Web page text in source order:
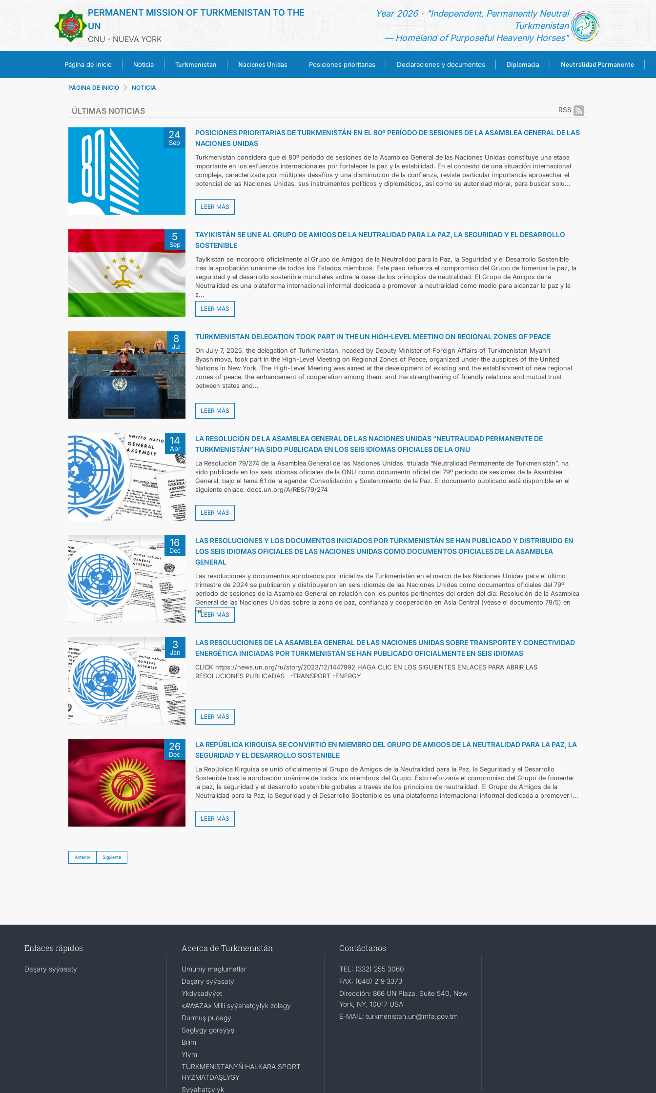
PERMANENT MISSION OF TURKMENISTAN TO THE
UN
ONU - NUEVA YORK
Year 2026 - "Independent, Permanently Neutral
Turkmenistan
— Homeland of Purposeful Heavenly Horses"
Página de inicio Noticia Turkmenistan Naciones Unidas Posiciones prioritarias Declaraciones y documentos Diplomacia Neutralidad Permanente
NACIONES UNIDAS
NEUTRALIDAD PERMANENTE
PÁGINA DE INICIO NOTICIA
RSS
ÚLTIMAS NOTICIAS
24
Sep
POSICIONES PRIORITARIAS DE TURKMENISTÁN EN EL 80º PERÍODO DE SESIONES DE LA ASAMBLEA GENERAL DE LAS
NACIONES UNIDAS
Turkmenistán considera que el 80º período de sesiones de la Asamblea General de las Naciones Unidas constituye una etapa
importante en los esfuerzos internacionales por fortalecer la paz y la estabilidad. En el contexto de una situación internacional
compleja, caracterizada por múltiples desafíos y una disminución de la confianza, reviste particular importancia aprovechar el
potencial de las Naciones Unidas, sus instrumentos políticos y diplomáticos, así como su autoridad moral, para buscar solu...
LEER MÁS
5
Sep
TAYIKISTÁN SE UNE AL GRUPO DE AMIGOS DE LA NEUTRALIDAD PARA LA PAZ, LA SEGURIDAD Y EL DESARROLLO
SOSTENIBLE
Tayikistán se incorporó oficialmente al Grupo de Amigos de la Neutralidad para la Paz, la Seguridad y el Desarrollo Sostenible
tras la aprobación unánime de todos los Estados miembros. Este paso refuerza el compromiso del Grupo de fomentar la paz, la
seguridad y el desarrollo sostenible mundiales sobre la base de los principios de neutralidad. El Grupo de Amigos de la
Neutralidad es una plataforma internacional informal dedicada a promover la neutralidad como medio para alcanzar la paz y la
s...
LEER MÁS
8
Jul
TURKMENISTAN DELEGATION TOOK PART IN THE UN HIGH-LEVEL MEETING ON REGIONAL ZONES OF PEACE
On July 7, 2025, the delegation of Turkmenistan, headed by Deputy Minister of Foreign Affairs of Turkmenistan Myahri
Byashimova, took part in the High-Level Meeting on Regional Zones of Peace, organized under the auspices of the United
Nations in New York. The High-Level Meeting was aimed at the development of existing and the establishment of new regional
zones of peace, the enhancement of cooperation among them, and the strengthening of friendly relations and mutual trust
between states and...
LEER MÁS
14
Apr
LA RESOLUCIÓN DE LA ASAMBLEA GENERAL DE LAS NACIONES UNIDAS “NEUTRALIDAD PERMANENTE DE
TURKMENISTÁN” HA SIDO PUBLICADA EN LOS SEIS IDIOMAS OFICIALES DE LA ONU
La Resolución 79/274 de la Asamblea General de las Naciones Unidas, titulada “Neutralidad Permanente de Turkmenistán”, ha
sido publicada en los seis idiomas oficiales de la ONU como documento oficial del 79º período de sesiones de la Asamblea
General, bajo el tema 61 de la agenda: Consolidación y Sostenimiento de la Paz. El documento publicado está disponible en el
siguiente enlace: docs.un.org/A/RES/79/274
LEER MÁS
16
Dec
LAS RESOLUCIONES Y LOS DOCUMENTOS INICIADOS POR TURKMENISTÁN SE HAN PUBLICADO Y DISTRIBUIDO EN
LOS SEIS IDIOMAS OFICIALES DE LAS NACIONES UNIDAS COMO DOCUMENTOS OFICIALES DE LA ASAMBLEA
GENERAL
Las resoluciones y documentos aprobados por iniciativa de Turkmenistán en el marco de las Naciones Unidas para el último
trimestre de 2024 se publicaron y distribuyeron en seis idiomas de las Naciones Unidas como documentos oficiales del 79º
período de sesiones de la Asamblea General en relación con los puntos pertinentes del orden del día: Resolución de la Asamblea
General de las Naciones Unidas sobre la zona de paz, confianza y cooperación en Asia Central (véase el documento 79/5) en
rel...
LEER MÁS
3
Jan
LAS RESOLUCIONES DE LA ASAMBLEA GENERAL DE LAS NACIONES UNIDAS SOBRE TRANSPORTE Y CONECTIVIDAD
ENERGÉTICA INICIADAS POR TURKMENISTÁN SE HAN PUBLICADO OFICIALMENTE EN SEIS IDIOMAS
CLICK https://news.un.org/ru/story/2023/12/1447992 HAGA CLIC EN LOS SIGUIENTES ENLACES PARA ABRIR LAS
RESOLUCIONES PUBLICADAS -TRANSPORT -ENERGY
LEER MÁS
26
Dec
LA REPÚBLICA KIRGUISA SE CONVIRTIÓ EN MIEMBRO DEL GRUPO DE AMIGOS DE LA NEUTRALIDAD PARA LA PAZ, LA
SEGURIDAD Y EL DESARROLLO SOSTENIBLE
La República Kirguisa se unió oficialmente al Grupo de Amigos de la Neutralidad para la Paz, la Seguridad y el Desarrollo
Sostenible tras la aprobación unánime de todos los miembros del Grupo. Esto reforzaría el compromiso del Grupo de fomentar
la paz, la seguridad y el desarrollo sostenible globales a través de los principios de neutralidad. El Grupo de Amigos de la
Neutralidad para la Paz, la Seguridad y el Desarrollo Sostenible es una plataforma internacional informal dedicada a promover l...
LEER MÁS
Anterior Siguiente
Enlaces rápidos
Daşary syýasaty
Acerca de Turkmenistán
Umumy maglumatlar
Daşary syýasaty
Ykdysadyýet
«AWAZA» Milli syýahatçylyk zolagy
Durmuş pudagy
Saglygy goraýyş
Bilim
Ylym
TÜRKMENISTANYŇ HALKARA SPORT
HYZMATDAŞLYGY
Syýahatçylyk
Contáctanos
TEL: (332) 255 3060
FAX: (646) 219 3373
Dirección: 866 UN Plaza, Suite 540, New
York, NY, 10017 USA
E-MAIL: turkmenistan.un@mfa.gov.tm